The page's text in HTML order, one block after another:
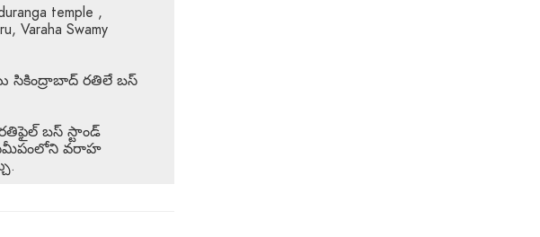
temple ,
Varaha Swamy
సికింద్రాబాద్ రతిలే బస్
బస్ స్టాండ్
వరాహ